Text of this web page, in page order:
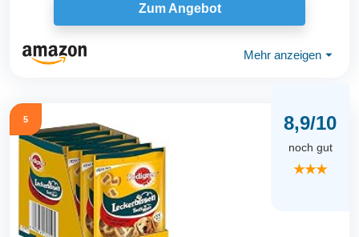
Zum Angebot
Mehr anzeigen ⏷
5 8,9/10
noch gut
★★★